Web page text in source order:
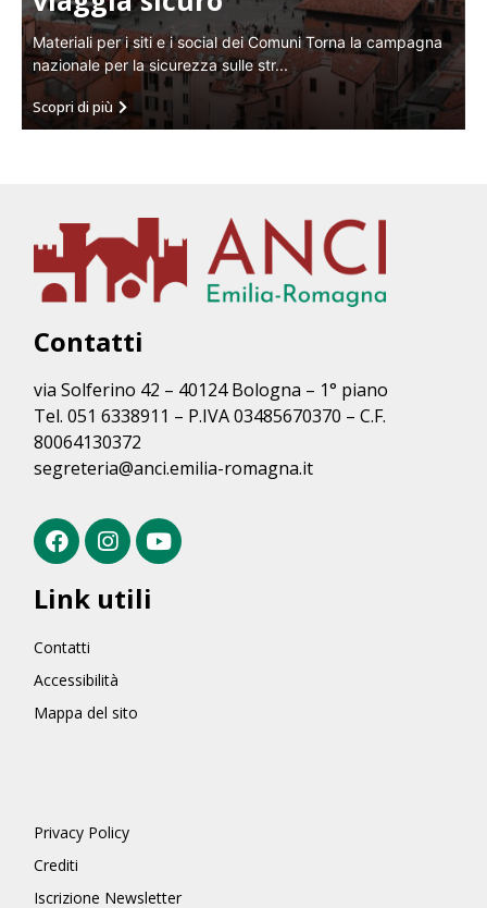
Materiali per i siti e i social dei Comuni Torna la campagna
nazionale per la sicurezza sulle str...
Scopri di più
Contatti
via Solferino 42 – 40124 Bologna – 1° piano
Tel. 051 6338911 – P.IVA 03485670370 – C.F.
80064130372
segreteria@anci.emilia-romagna.it
Link utili
Contatti
Accessibilità
Mappa del sito
Privacy Policy
Crediti
Iscrizione Newsletter